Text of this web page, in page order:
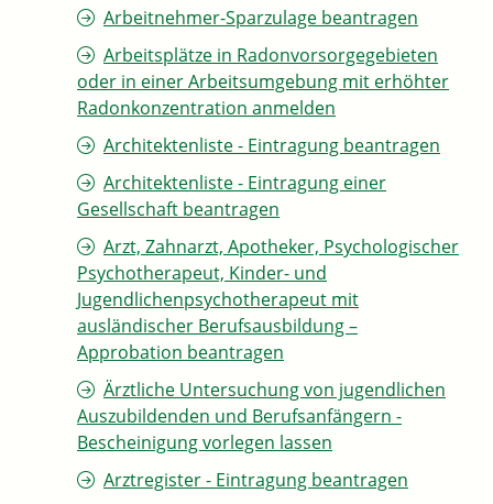
Arbeitnehmer-Sparzulage beantragen
Arbeitsplätze in Radonvorsorgegebieten
oder in einer Arbeitsumgebung mit erhöhter
Radonkonzentration anmelden
Architektenliste - Eintragung beantragen
Architektenliste - Eintragung einer
Gesellschaft beantragen
Arzt, Zahnarzt, Apotheker, Psychologischer
Psychotherapeut, Kinder- und
Jugendlichenpsychotherapeut mit
ausländischer Berufsausbildung –
Approbation beantragen
Ärztliche Untersuchung von jugendlichen
Auszubildenden und Berufsanfängern -
Bescheinigung vorlegen lassen
Arztregister - Eintragung beantragen